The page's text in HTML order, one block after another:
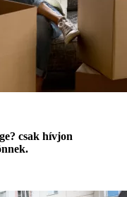
csak hívjon